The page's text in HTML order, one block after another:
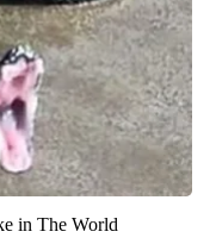
in The World